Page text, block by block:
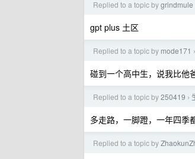
Replied to a topic bygrindmule
gpt plus 土区
Replied to a topic by mode171 ›
碰到一个高中生，说我比他
Replied to a topic by250419 ›
多走路，一脚蹬，一年四季
Replied to a topic by